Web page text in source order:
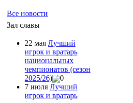
Все новости
Зал славы
22 мая Лучший
игрок и вратарь
национальных
чемпионатов (сезон
2025/26)
0
7 июля Лучший
игрок и вратарь